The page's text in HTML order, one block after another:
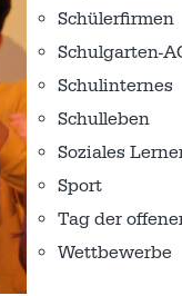
Schülerfirmen
Schulgarten-
Schulinternes
Schulleben
Soziales
Sport
Tag der
Wettbewerbe